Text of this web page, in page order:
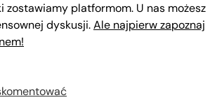
zostawiamy platformom. U nas możesz
dyskusji.Ale najpierw zapoznaj